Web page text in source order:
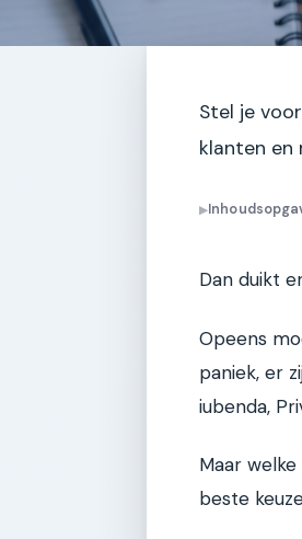
Stel je
klanten en
▶
Dan duikt
Opeens
paniek, er
iubenda,
Maar
beste